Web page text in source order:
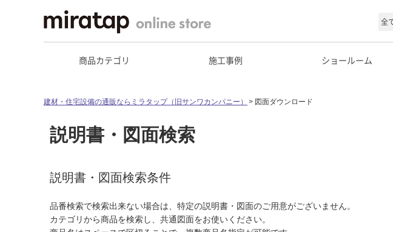
商品カテゴリ 施工事例 ショールーム
建材・住宅設備の通販ならミラタップ（旧サンワカンパニー） 図面ダウンロード
説明書・図面検索
説明書・図面検索条件
品番検索で検索出来ない場合は、特定の説明書・図面のご用意がございません。
カテゴリから商品を検索し、共通図面をお使いください。